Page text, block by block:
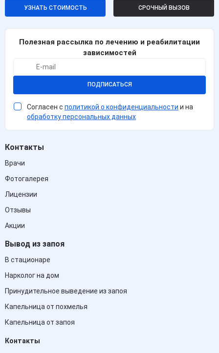
УЗНАТЬ СТОИМОСТЬ СРОЧНЫЙ ВЫЗОВ
Полезная рассылка по лечению и реабилитации
зависимостей
ПОДПИСАТЬСЯ
Согласен с политикой о конфиденциальности и на
обработку персональных данных
Контакты
Врачи
Фотогалерея
Лицензии
Отзывы
Акции
Вывод из запоя
В стационаре
Нарколог на дом
Принудительное выведение из запоя
Капельница от похмелья
Капельница от запоя
Контакты